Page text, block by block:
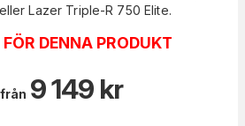
Lazer Triple-R 750 Elite.
DENNA PRODUKT
9 149 kr